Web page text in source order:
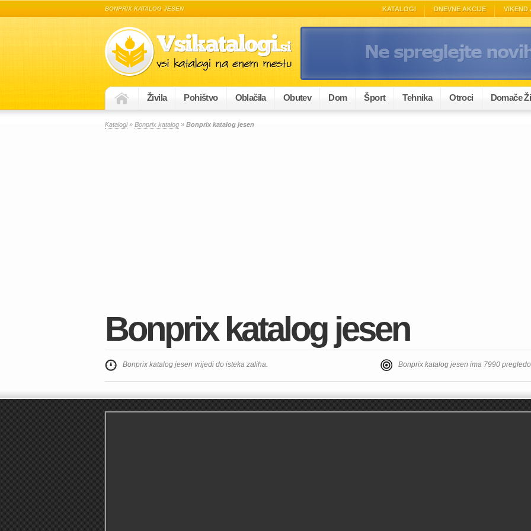
BONPRIX KATALOG JESEN KATALOGI DNEVNE AKCIJE VIKEND
Živila Pohištvo Oblačila Obutev Dom Šport Tehnika Otroci Domače
Katalogi» Bonprix katalog » Bonprix katalog jesen
Bonprix katalog jesen
Bonprix katalog jesen vrijedi do isteka zaliha. Bonprix katalog jesen ima 7990